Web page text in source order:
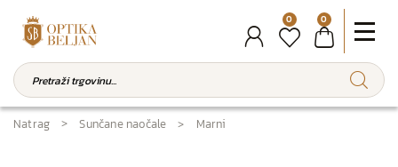
0 0
Natrag Sunčane naočale Marni